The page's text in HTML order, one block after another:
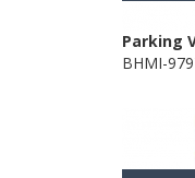
Parking
BHMI-